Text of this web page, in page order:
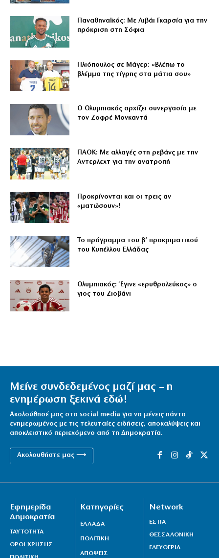
Παναθηναϊκός: Με Λιβάι Γκαρσία για την
πρόκριση στη Σόφια
Ηλιόπουλος σε Μάγερ: «Βλέπω το
βλέμμα της τίγρης στα μάτια σου»
Ο Ολυμπιακός αρχίζει συνεργασία με
τον Ζοφρέ Μονκαντά
ΠΑΟΚ: Με αλλαγές στη ρεβάνς με την
Αντερλεχτ για την ανατροπή
Προκρίνονται και οι τρεις αν
«ματώσουν»!
Το πρόγραμμα του β’ προκριματικού
του Κυπέλλου Ελλάδας
Ολυμπιακός: Έγινε «ερυθρολεύκος» ο
γιος του Ζιοβάνι
Μείνε συνδεδεμένος μαζί μας – η
ενημέρωση ξεκινά εδώ!
Ακολούθησέ μας στα social media για να μένεις πάντα
ενημερωμένος με τις τελευταίες ειδήσεις, αποκαλύψεις και
αποκλειστικό περιεχόμενο από τη Δημοκρατία.
Ακολουθήστε μας ⟶
Εφημερίδα
Δημοκρατία
ΤΑΥΤΟΤΗΤΑ
ΟΡΟΙ ΧΡΗΣΗΣ
Κατηγορίες
ΕΛΛΑΔΑ
ΠΟΛΙΤΙΚΗ
ΑΠΟΨΕΙΣ
Network
ΕΣΤΙΑ
ΘΕΣΣΑΛΟΝΙΚΗ
ΕΛΕΥΘΕΡΙΑ